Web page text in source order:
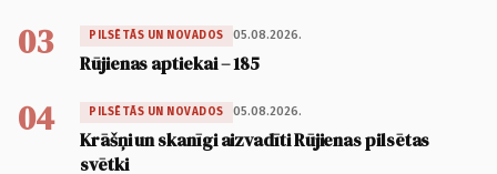
03 PILSĒTĀS UN NOVADOS 05.08.2026.
Rūjienas aptiekai – 185
04 PILSĒTĀS UN NOVADOS 05.08.2026.
Krāšņi un skanīgi aizvadīti Rūjienas pilsētas
svētki